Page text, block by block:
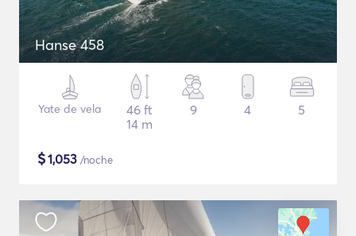
Hanse 458
Yate de vela
46 ft
14 m
9 4 5
$1,053 /noche